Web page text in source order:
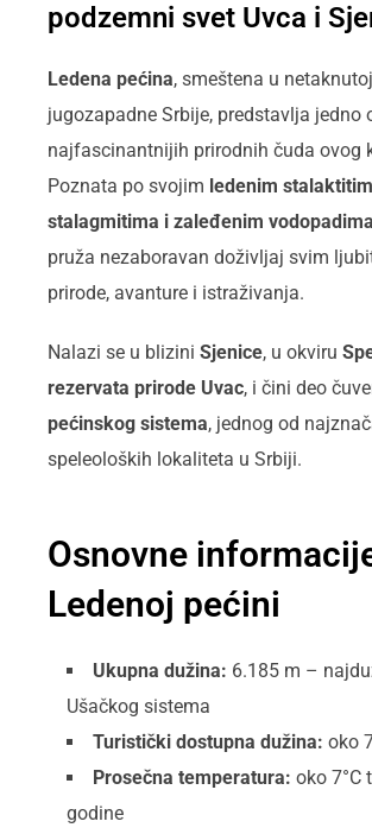
podzemni svet Uvca i
Ledena pećina, smeštena u
jugozapadne Srbije, predstavlja jedno
najfascinantnijih prirodnih čuda ovog
Poznata po svojim ledenim
stalagmitima i zaleđenim vodopadima
pruža nezaboravan doživljaj svim
prirode, avanture i istraživanja.
Nalazi se u blizini Sjenice, u okviru
rezervata prirode Uvac, i čini deo
pećinskog sistema, jednog od
speleoloških lokaliteta u Srbiji.
Osnovne
Ledenoj pećini
Ukupna dužina: 6.185 m –
Ušačkog sistema
Turistički dostupna dužina: oko
Prosečna temperatura: oko 7°C
godine